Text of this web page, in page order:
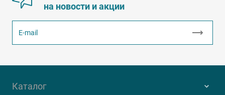
на новости и акции
Каталог